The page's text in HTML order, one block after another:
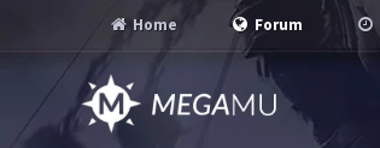
Home Forum